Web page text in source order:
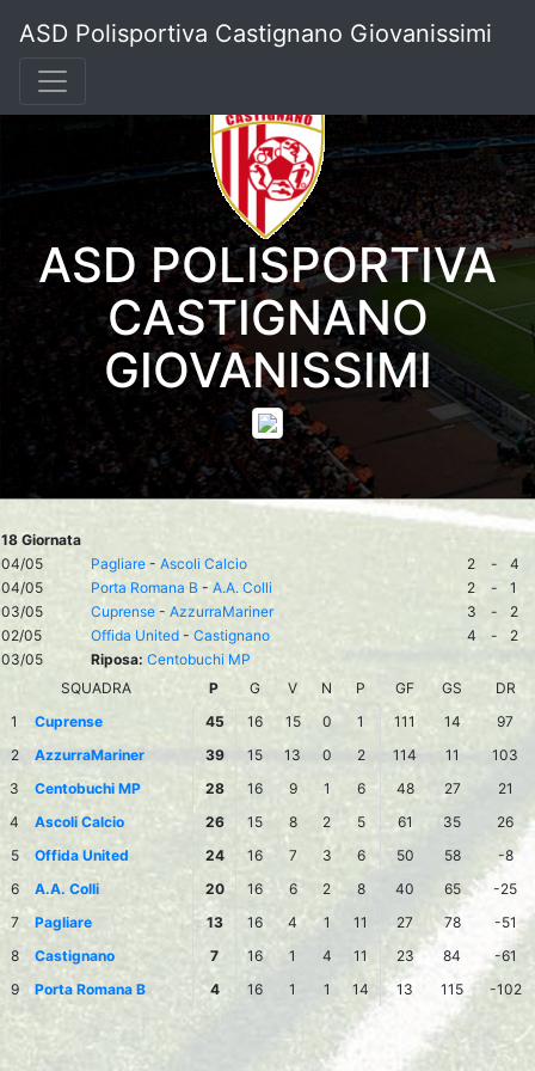
ASD Polisportiva Castignano Giovanissimi
ASD POLISPORTIVA
CASTIGNANO
GIOVANISSIMI
18 Giornata
04/05
Pagliare - Ascoli Calcio 2 -
4
04/05
Porta Romana B - A.A. Colli 2 -
1
03/05
Cuprense - AzzurraMariner 3 -
2
02/05
Offida United - Castignano 4 -
2
03/05
Riposa: Centobuchi MP
SQUADRA
P G V N P GF GS
DR
1
Cuprense 45 16 15 0 1 111 14
97
2
AzzurraMariner 39 15 13 0 2 114 11
103
3
Centobuchi MP 28 16 9 1 6 48 27
21
4
Ascoli Calcio 26 15 8 2 5 61 35
26
5
Offida United 24 16 7 3 6 50 58
-8
6
A.A. Colli 20 16 6 2 8 40 65
-25
7
Pagliare 13 16 4 1 11 27 78
-51
8
Castignano 7 16 1 4 11 23 84
-61
9
Porta Romana B 4 16 1 1 14 13 115 -102